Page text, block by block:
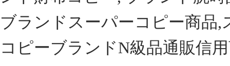
ブランドスーパーコピー商品
コピーブランドN級品通販信